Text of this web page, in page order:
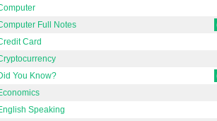
Full Notes
Card
You Know?
Speaking